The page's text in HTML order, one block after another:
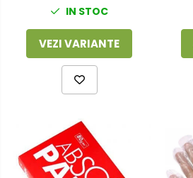
IN STOC
VEZI VARIANTE